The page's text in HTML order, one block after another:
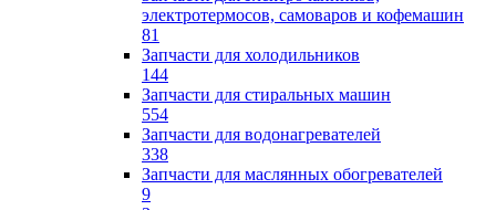
электротермосов, самоваров и кофемашин
81
Запчасти для холодильников
144
Запчасти для стиральных машин
554
Запчасти для водонагревателей
338
Запчасти для маслянных обогревателей
9